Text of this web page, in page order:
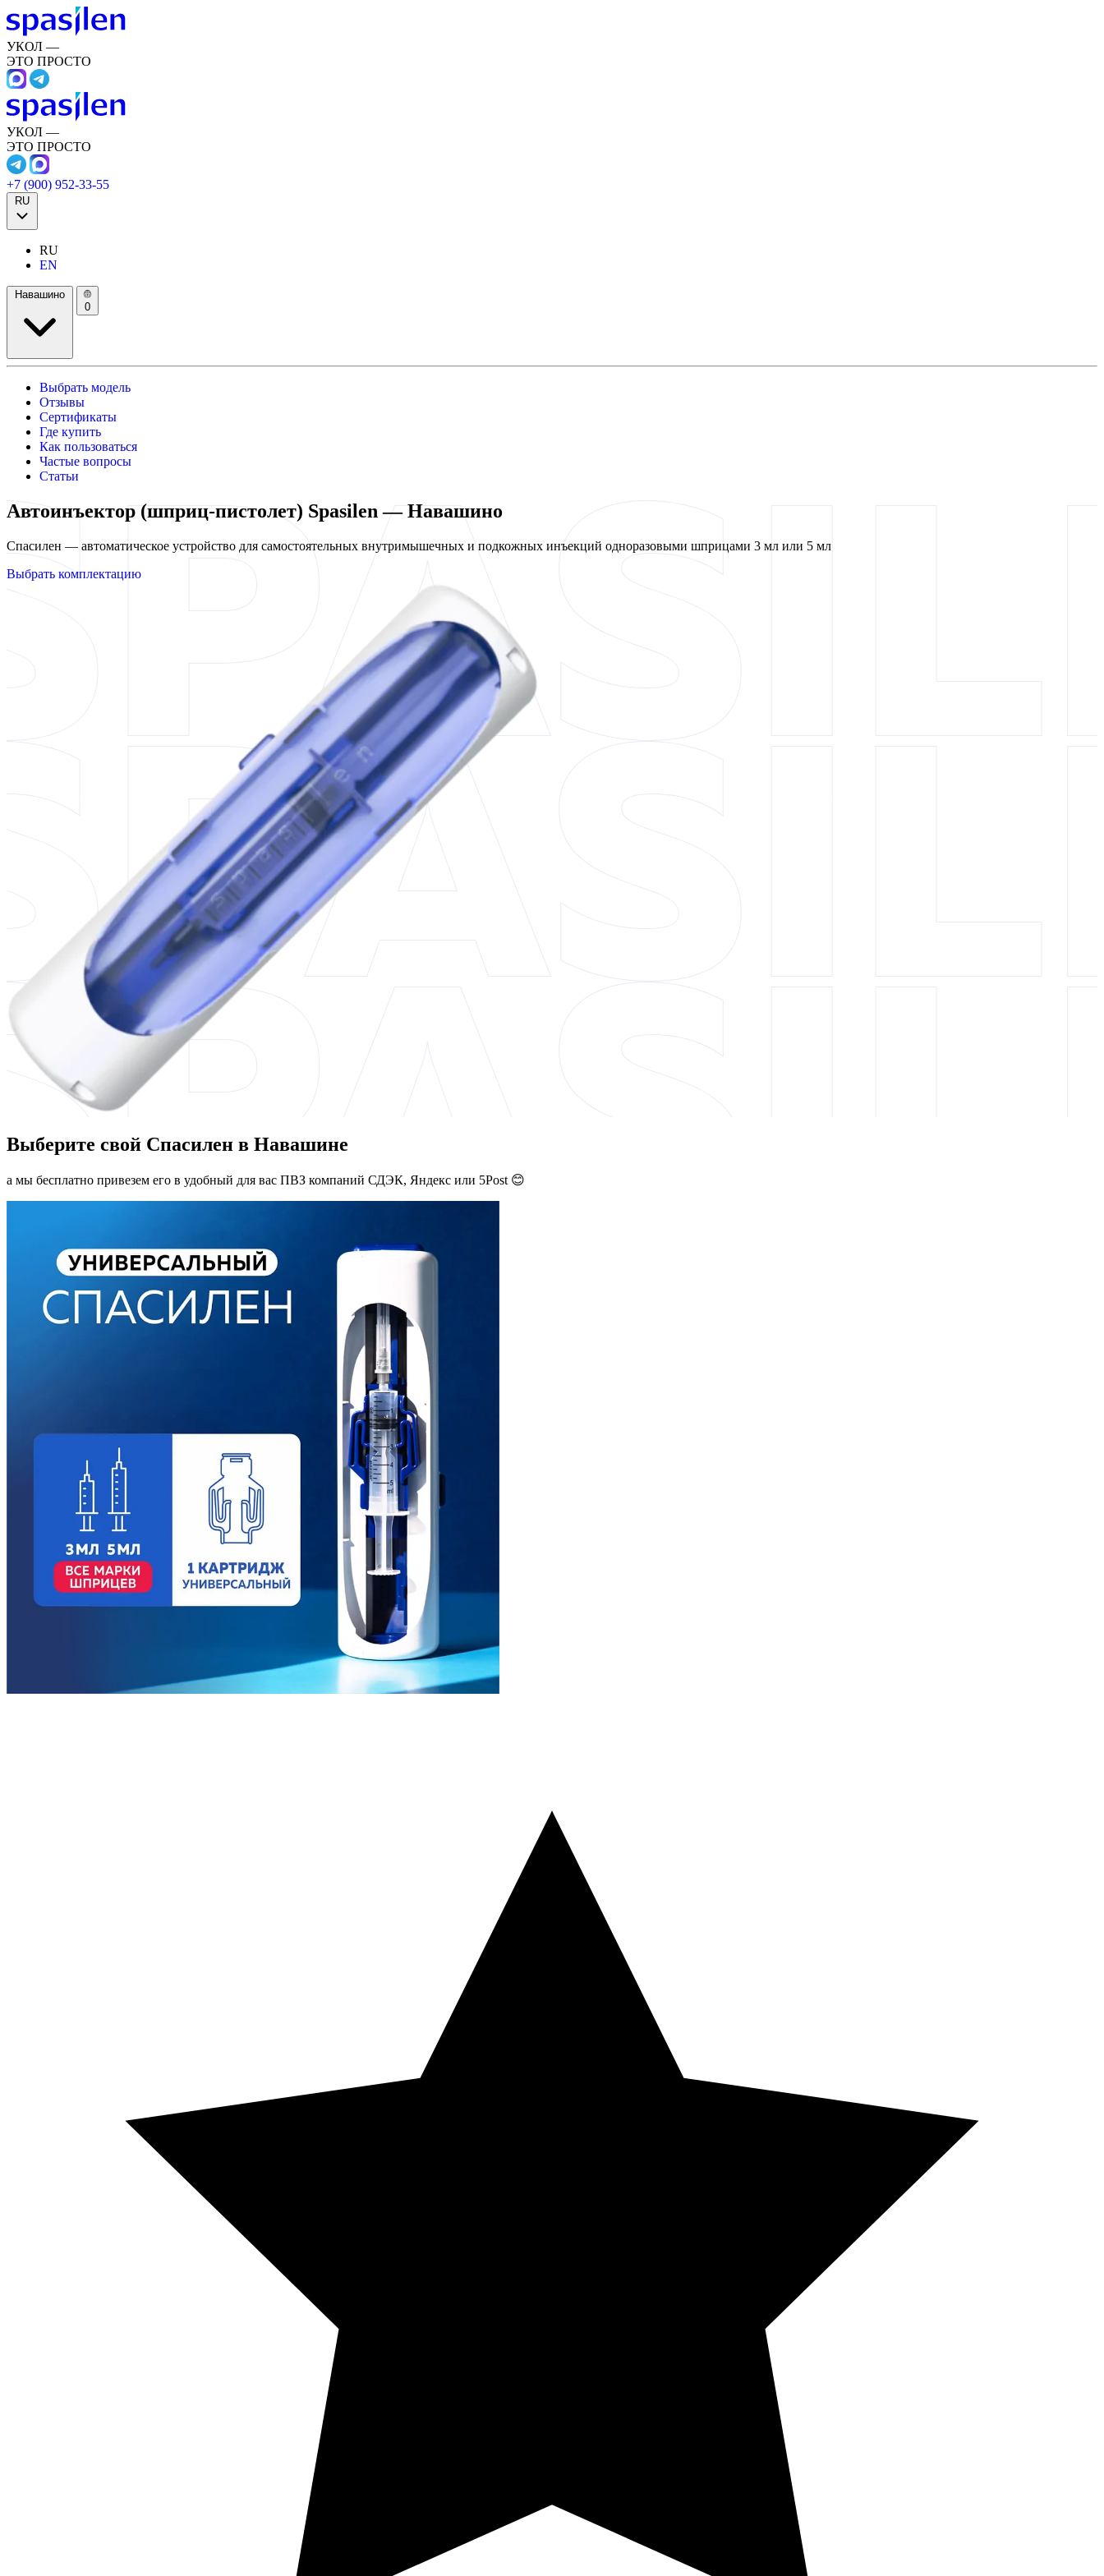
УКОЛ —
ЭТО ПРОСТО
УКОЛ —
ЭТО ПРОСТО
+7 (900) 952-33-55
RU
RU
EN
Навашино
0
Выбрать модель
Отзывы
Сертификаты
Где купить
Как пользоваться
Частые вопросы
Статьи
Автоинъектор (шприц-пистолет) Spasilen — Навашино
Спасилен — автоматическое устройство для самостоятельных внутримышечных и подкожных инъекций одноразовыми шприцами 3 мл или 5 мл
Выбрать комплектацию
Выберите свой Спасилен в Навашине
а мы бесплатно привезем его в удобный для вас ПВЗ компаний СДЭК, Яндекс или 5Post 😊